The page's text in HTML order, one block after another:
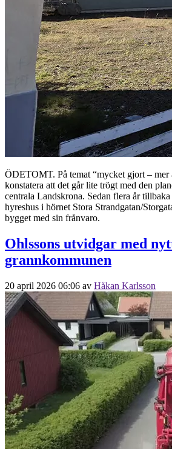
ÖDETOMT. På temat “mycket gjort – mer
konstatera att det går lite trögt med den
centrala Landskrona. Sedan flera år
hyreshus i hörnet Stora Strandgatan/
bygget med sin frånvaro.
Ohlssons utvidgar med
grannkommunen
20 april 2026 06:06 av Håkan Karlsson